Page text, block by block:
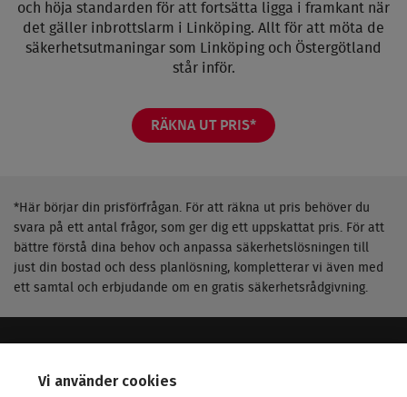
och höja standarden för att fortsätta ligga i framkant när
det gäller inbrottslarm i Linköping. Allt för att möta de
säkerhetsutmaningar som Linköping och Östergötland
står inför.
RÄKNA UT PRIS*
*Här börjar din prisförfrågan. För att räkna ut pris behöver du
svara på ett antal frågor, som ger dig ett uppskattat pris. För att
bättre förstå dina behov och anpassa säkerhetslösningen till
just din bostad och dess planlösning, kompletterar vi även med
ett samtal och erbjudande om en gratis säkerhetsrådgivning.
Vi använder cookies